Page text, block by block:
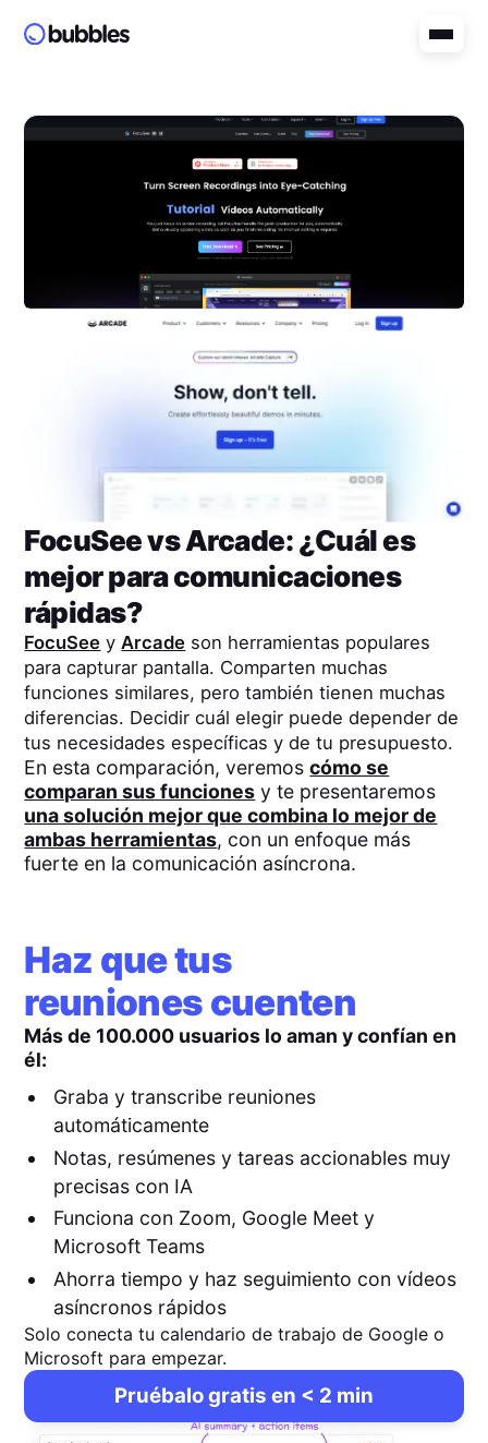
FocuSeevsArcade: ¿Cuál es
mejor para comunicaciones
rápidas?
FocuSee yArcade son herramientas populares
para capturar pantalla. Comparten muchas
funciones similares, pero también tienen muchas
diferencias. Decidir cuál elegir puede depender de
tus necesidades específicas y de tu presupuesto.
En esta comparación, veremoscómo se
comparan sus funciones y te presentaremos
una solución mejor que combina lo mejor de
ambas herramientas, con un enfoque más
fuerte en la comunicación asíncrona.
Haz que tus
reuniones cuenten
Más de 100.000 usuarios lo aman y confían en
él:
Graba y transcribe reuniones
automáticamente
Notas, resúmenes y tareas accionables muy
precisas con IA
Funciona con Zoom, Google Meet y
Microsoft Teams
Ahorra tiempo y haz seguimiento con vídeos
asíncronos rápidos
Solo conecta tu calendario de trabajo de Google o
Microsoft para empezar.
Pruébalo gratis en < 2 min